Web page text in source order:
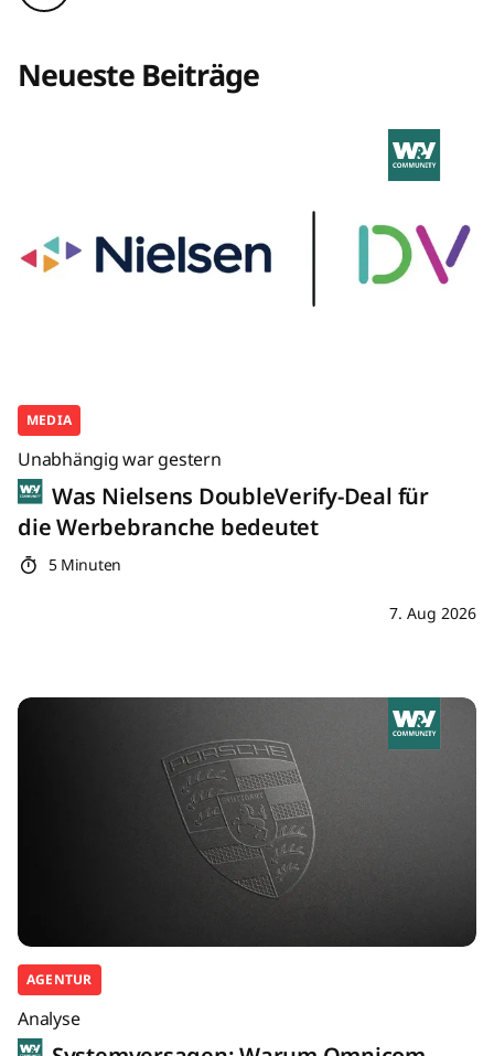
Neueste Beiträge
MEDIA
Unabhängig war gestern
Was Nielsens DoubleVerify-Deal für
die Werbebranche bedeutet
5 Minuten
7. Aug 2026
AGENTUR
Analyse